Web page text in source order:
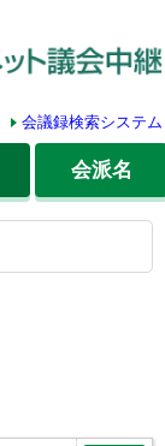
会議録検索システム
会派名